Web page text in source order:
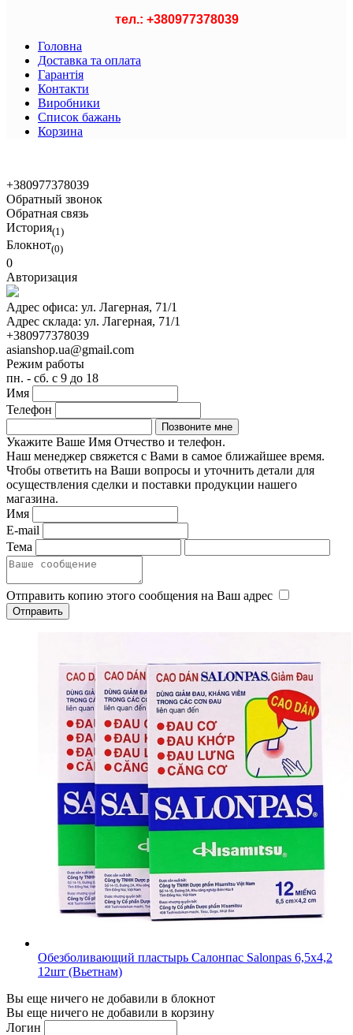
тел.: +380977378039
Головна
Доставка та оплата
Гарантія
Контакти
Виробники
Список бажань
Корзина
+380977378039
Обратный звонок
Обратная связь
История(1)
Блокнот(0)
0
Авторизация
Адрес офиса: ул. Лагерная, 71/1
Адрес склада: ул. Лагерная, 71/1
+380977378039
asianshop.ua@gmail.com
Режим работы
пн. - сб. с 9 до 18
Имя
Телефон
Укажите Ваше Имя Отчество и телефон.
Наш менеджер свяжется с Вами в самое ближайшее время.
Чтобы ответить на Ваши вопросы и уточнить детали для
осуществления сделки и поставки продукции нашего
магазина.
Имя
E-mail
Тема
Отправить копию этого сообщения на Ваш адрес
Обезболивающий пластырь Салонпас Salonpas 6,5х4,2
12шт (Вьетнам)
Вы еще ничего не добавили в блокнот
Вы еще ничего не добавили в корзину
Логин